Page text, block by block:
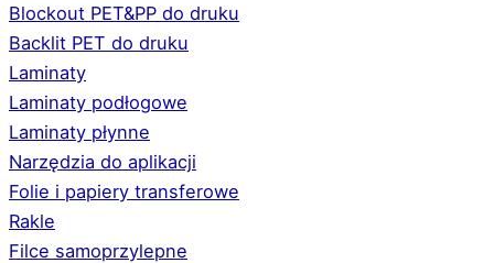
Blockout PET&PP do druku
Backlit PET do druku
Laminaty
Laminaty podłogowe
Laminaty płynne
Narzędzia do aplikacji
Folie i papiery transferowe
Rakle
Filce samoprzylepne